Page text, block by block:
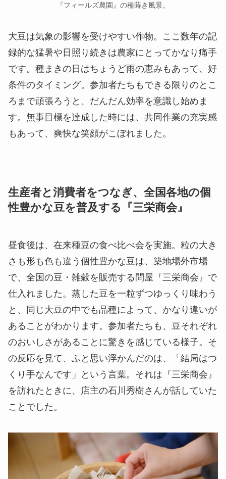
『フィールズ農園』の種蒔き風景。
大豆は気象の影響を受けやすい作物。ここ数年の記
録的な猛暑や日照り続きは農家にとってかなり痛手
です。種まきの日はちょうど雨の恵みもあって、好
条件のタイミング。参加者たちもできる限りのとこ
ろまで頑張ろうと、だんだん効率を意識し始めま
す。無事目標を達成した時には、共同作業の充実感
もあって、爽快な笑顔がこぼれました。
生産者と消費者をつなぎ、全国各地の個
性豊かな豆を普及する『三栄商会』
昼食後は、在来種豆の食べ比べ会を実施。粒の大き
さも形も色も違う個性豊かな豆は、築地場外市場
で、全国の豆・雑穀を販売する問屋『三栄商会』で
仕入れました。蒸した豆を一粒ずつゆっくり味わう
と、同じ大豆の中でも品種によって、かなり違いが
あることがわかります。参加者たちも、豆それぞれ
のおいしさがあることに驚きを感じている様子。そ
の反応を見て、ふと思い浮かんだのは、「結局はつ
くり手なんです」という言葉。それは『三栄商会』
を訪れたときに、店主の石川秀樹さんが話していた
ことでした。